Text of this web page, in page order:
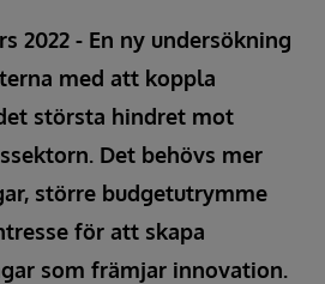
2022 - En ny undersökning
med att koppla
största hindret mot
Det behövs mer
större budgetutrymme
för att skapa
som främjar innovation.